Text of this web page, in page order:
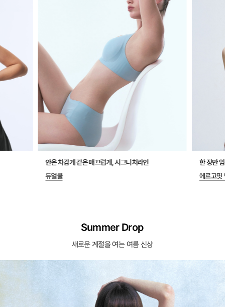
안은 차갑게 겉은 매끄럽게, 시그니처라인
듀얼쿨
한 장만
에르고핏
Summer Drop
새로운 계절을 여는 여름 신상